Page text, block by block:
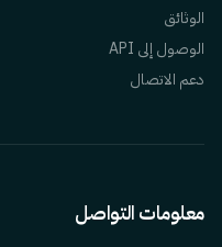
الوثائق
الوصول إلى API
دعم الاتصال
معلومات التواصل